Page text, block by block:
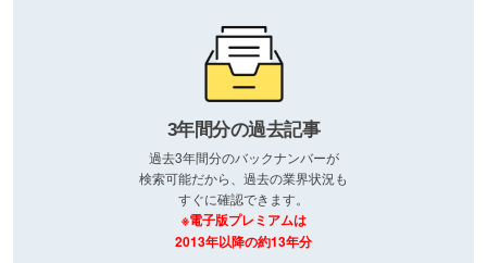
3年間分の過去記事
過去3年間分のバックナンバーが
検索可能だから、過去の業界状況も
すぐに確認できます。
※電子版プレミアムは
2013年以降の約13年分